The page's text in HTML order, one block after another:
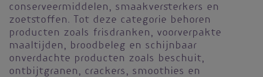
conserveermiddelen, smaakversterkers en
zoetstoffen. Tot deze categorie behoren
producten zoals frisdranken, voorverpakte
maaltijden, broodbeleg en schijnbaar
onverdachte producten zoals beschuit,
ontbijtgranen, crackers, smoothies en